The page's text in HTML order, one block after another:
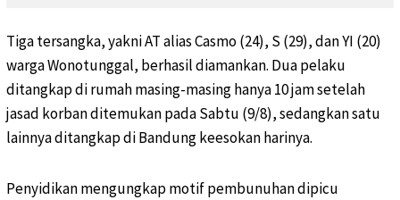
Tiga tersangka, yakni AT alias Casmo (24), S (29), dan YI (20)
warga Wonotunggal, berhasil diamankan. Dua pelaku
ditangkap di rumah masing-masing hanya 10 jam setelah
jasad korban ditemukan pada Sabtu (9/8), sedangkan satu
lainnya ditangkap di Bandung keesokan harinya.
Penyidikan mengungkap motif pembunuhan dipicu